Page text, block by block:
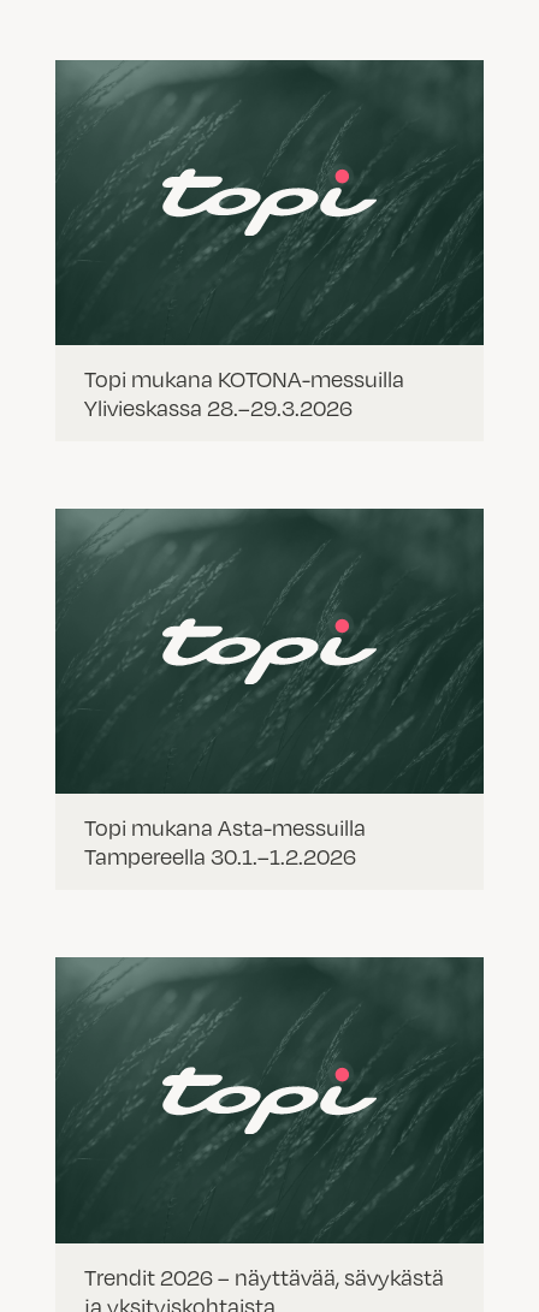
Topi mukana KOTONA-messuilla
Ylivieskassa 28.–29.3.2026
Topi mukana Asta-messuilla
Tampereella 30.1.–1.2.2026
Trendit 2026 – näyttävää, sävykästä
ja yksityiskohtaista